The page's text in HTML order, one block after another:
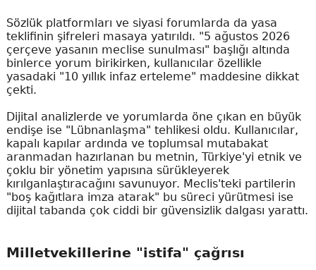
Sözlük platformları ve siyasi forumlarda da yasa
teklifinin şifreleri masaya yatırıldı. "5 ağustos 2026
çerçeve yasanın meclise sunulması" başlığı altında
binlerce yorum birikirken, kullanıcılar özellikle
yasadaki "10 yıllık infaz erteleme" maddesine dikkat
çekti.
Dijital analizlerde ve yorumlarda öne çıkan en büyük
endişe ise "Lübnanlaşma" tehlikesi oldu. Kullanıcılar,
kapalı kapılar ardında ve toplumsal mutabakat
aranmadan hazırlanan bu metnin, Türkiye'yi etnik ve
çoklu bir yönetim yapısına sürükleyerek
kırılganlaştıracağını savunuyor. Meclis'teki partilerin
"boş kağıtlara imza atarak" bu süreci yürütmesi ise
dijital tabanda çok ciddi bir güvensizlik dalgası yarattı.
Milletvekillerine "istifa" çağrısı